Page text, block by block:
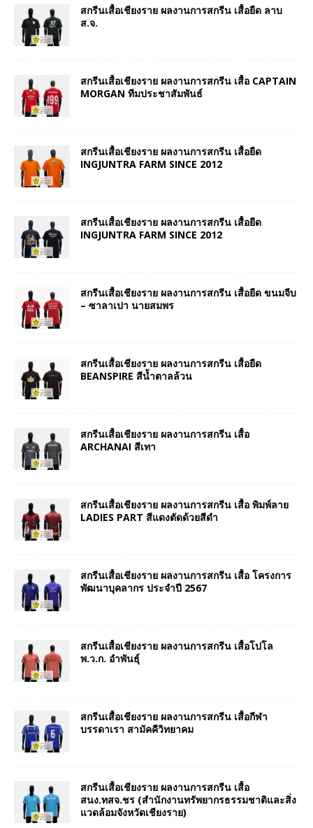
สกรีนเสื้อเชียงราย ผลงานการสกรีน เสื้อยืด ลาบ
ส.จ.
สกรีนเสื้อเชียงราย ผลงานการสกรีน เสื้อ CAPTAIN
MORGAN ทีมประชาสัมพันธ์
สกรีนเสื้อเชียงราย ผลงานการสกรีน เสื้อยืด
INGJUNTRA FARM SINCE 2012
สกรีนเสื้อเชียงราย ผลงานการสกรีน เสื้อยืด
INGJUNTRA FARM SINCE 2012
สกรีนเสื้อเชียงราย ผลงานการสกรีน เสื้อยืด ขนมจีบ
– ซาลาเปา นายสมพร
สกรีนเสื้อเชียงราย ผลงานการสกรีน เสื้อยืด
BEANSPIRE สีน้ำตาลล้วน
สกรีนเสื้อเชียงราย ผลงานการสกรีน เสื้อ
ARCHANAI สีเทา
สกรีนเสื้อเชียงราย ผลงานการสกรีน เสื้อ พิมพ์ลาย
LADIES PART สีแดงตัดด้วยสีดำ
สกรีนเสื้อเชียงราย ผลงานการสกรีน เสื้อ โครงการ
พัฒนาบุคลากร ประจำปี 2567
สกรีนเสื้อเชียงราย ผลงานการสกรีน เสื้อโปโล
พ.ว.ก. อำพันธุ์
สกรีนเสื้อเชียงราย ผลงานการสกรีน เสื้อกีฬา
บรรดาเรา สามัคคีวิทยาคม
สกรีนเสื้อเชียงราย ผลงานการสกรีน เสื้อ
สนง.ทสจ.ชร (สำนักงานทรัพยากรธรรมชาติและสิ่ง
แวดล้อมจังหวัดเชียงราย)